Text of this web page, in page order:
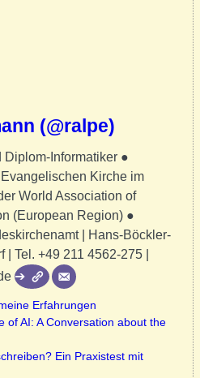
(@ralpe)
Diplom-Informatiker ●
Kirche im
World Association of
(European Region) ●
| Hans-Böckler-
Tel. +49 211 4562-275 |
Erfahrungen
of AI: A Conversation about the
Ein Praxistest mit